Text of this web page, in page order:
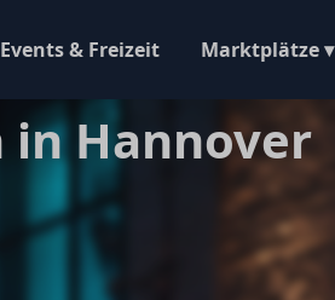
Events & Freizeit Marktplätze ▾
Hannover